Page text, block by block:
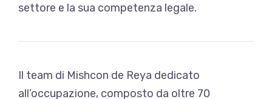
settore e la sua competenza legale.
Il team di Mishcon de Reya dedicato
all’occupazione, composto da oltre 70